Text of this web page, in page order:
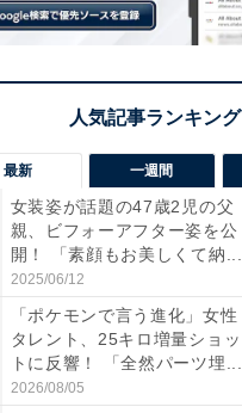
最新 一週間
女装姿が話題の47歳2児の父
親、ビフォーアフター姿を公
開！ 「素顔もお美しくて納...
2025/06/12
「ポケモンで言う進化」女性
タレント、25キロ増量ショッ
トに反響！ 「全然パーツ埋...
2026/08/05